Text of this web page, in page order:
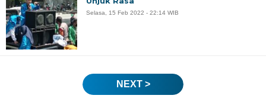
Selasa, 15 Feb 2022 - 22:14 WIB
NEXT >